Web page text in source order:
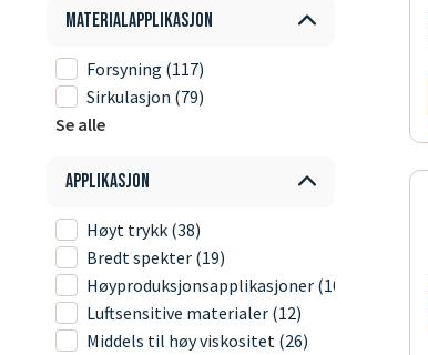
Materialapplikasjon
Forsyning (117)
Sirkulasjon (79)
Se alle
Applikasjon
Høyt trykk (38)
Bredt spekter (19)
Høyproduksjonsapplikasjoner (10)
Luftsensitive materialer (12)
Middels til høy viskositet (26)